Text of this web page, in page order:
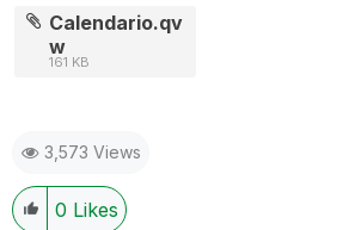
Calendario.qv
w
161 KB
3,573 Views
0 Likes